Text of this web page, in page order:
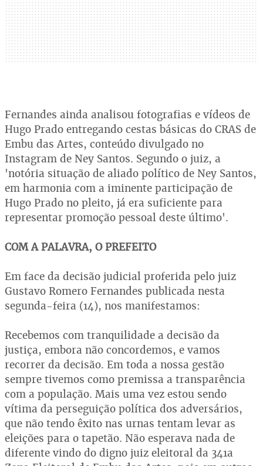
Fernandes ainda analisou fotografias e vídeos de
Hugo Prado entregando cestas básicas do CRAS de
Embu das Artes, conteúdo divulgado no
Instagram de Ney Santos. Segundo o juiz, a
'notória situação de aliado político de Ney Santos,
em harmonia com a iminente participação de
Hugo Prado no pleito, já era suficiente para
representar promoção pessoal deste último'.
COM A PALAVRA, O PREFEITO
Em face da decisão judicial proferida pelo juiz
Gustavo Romero Fernandes publicada nesta
segunda-feira (14), nos manifestamos:
Recebemos com tranquilidade a decisão da
justiça, embora não concordemos, e vamos
recorrer da decisão. Em toda a nossa gestão
sempre tivemos como premissa a transparência
com a população. Mais uma vez estou sendo
vítima da perseguição política dos adversários,
que não tendo êxito nas urnas tentam levar as
eleições para o tapetão. Não esperava nada de
diferente vindo do digno juiz eleitoral da 341a